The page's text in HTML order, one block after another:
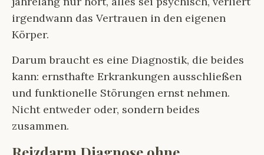
irgendwann das Vertrauen in den eigenen
Körper.
Darum braucht es eine Diagnostik, die beides
kann: ernsthafte Erkrankungen ausschließen
und funktionelle Störungen ernst nehmen.
Nicht entweder oder, sondern beides
zusammen.